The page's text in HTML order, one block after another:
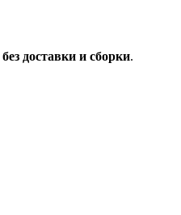
без доставки и сборки.